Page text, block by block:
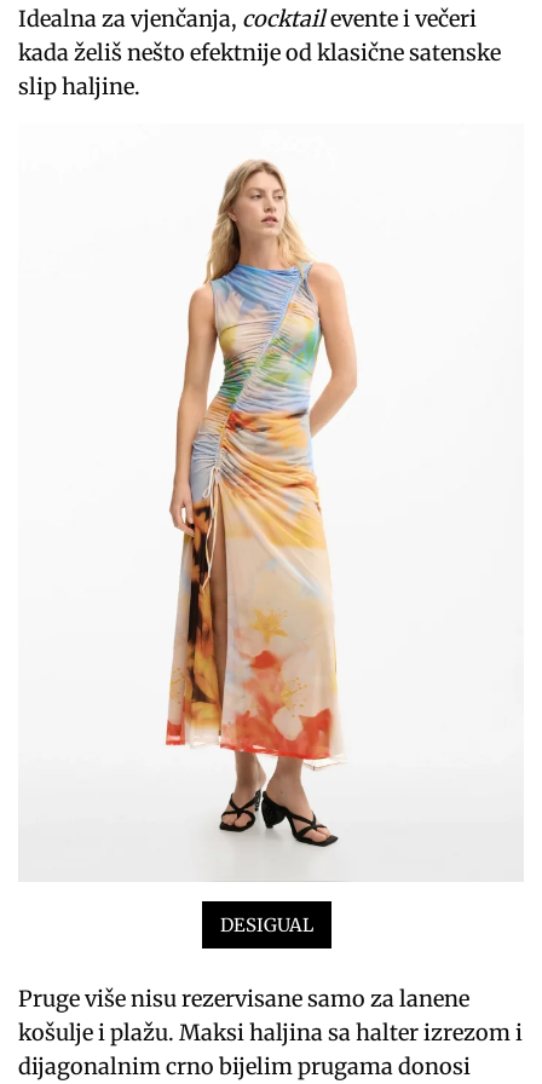
Idealna za vjenčanja, cocktailevente i večeri
kada želiš nešto efektnije od klasične satenske
slip haljine.
DESIGUAL
Pruge više nisu rezervisane samo za lanene
košulje i plažu. Maksi haljina sa halter izrezom i
dijagonalnim crno bijelim prugama donosi